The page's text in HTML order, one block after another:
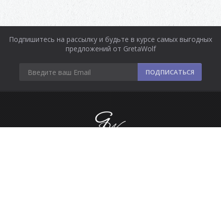
Подпишитесь на рассылку и будьте в курсе самых выгодных
предложений от GretaWolf
ПОДПИСАТЬСЯ